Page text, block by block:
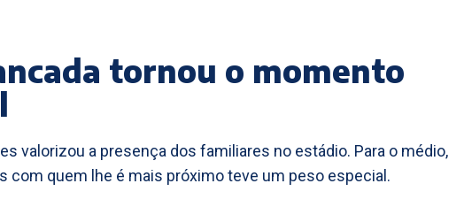
tornou o momento
valorizou a presença dos familiares no estádio. Para o médio,
com quem lhe é mais próximo teve um peso especial.